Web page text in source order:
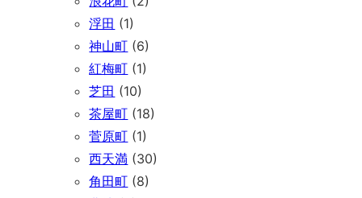
浮田 (1)
神山町 (6)
紅梅町 (1)
芝田 (10)
茶屋町 (18)
菅原町 (1)
西天満 (30)
角田町 (8)